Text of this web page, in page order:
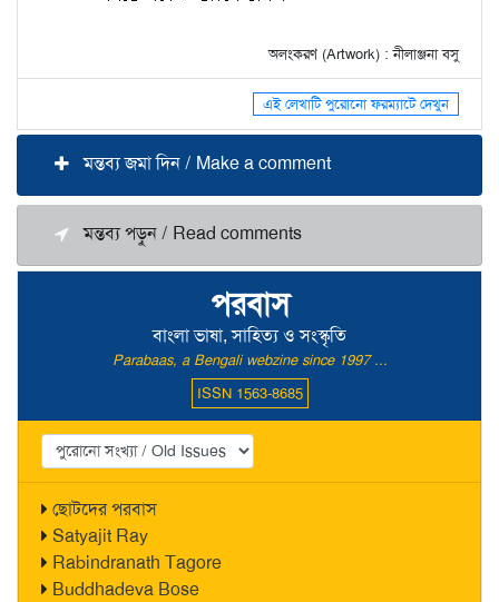
পরবাস
বাংলা ভাষা, সাহিত্য ও সংস্কৃতি
Parabaas, a Bengali webzine since 1997 ...
ISSN 1563-8685
ছোটদের পরবাস
Satyajit Ray
Rabindranath Tagore
Buddhadeva Bose
অলংকরণ (Artwork) : নীলাঞ্জনা বসু
এই লেখাটি পুরোনো ফরম্যাটে দেখুন
মন্তব্য জমা দিন / Make a comment
মন্তব্য পড়ুন / Read comments